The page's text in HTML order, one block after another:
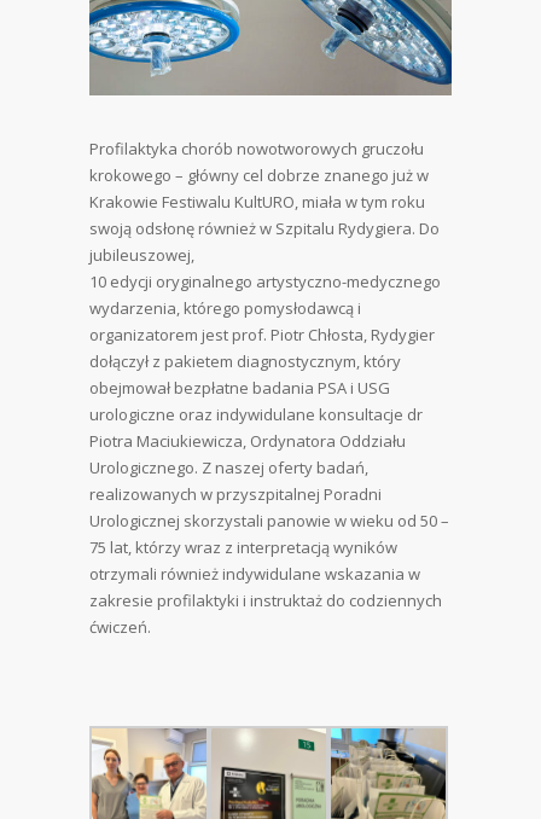
Profilaktyka chorób nowotworowych gruczołu
krokowego – główny cel dobrze znanego już w
Krakowie Festiwalu KultURO, miała w tym roku
swoją odsłonę również w Szpitalu Rydygiera. Do
jubileuszowej,
10 edycji oryginalnego artystyczno-medycznego
wydarzenia, którego pomysłodawcą i
organizatorem jest prof. Piotr Chłosta, Rydygier
dołączył z pakietem diagnostycznym, który
obejmował bezpłatne badania PSA i USG
urologiczne oraz indywidulane konsultacje dr
Piotra Maciukiewicza, Ordynatora Oddziału
Urologicznego. Z naszej oferty badań,
realizowanych w przyszpitalnej Poradni
Urologicznej skorzystali panowie w wieku od 50 –
75 lat, którzy wraz z interpretacją wyników
otrzymali również indywidulane wskazania w
zakresie profilaktyki i instruktaż do codziennych
ćwiczeń.